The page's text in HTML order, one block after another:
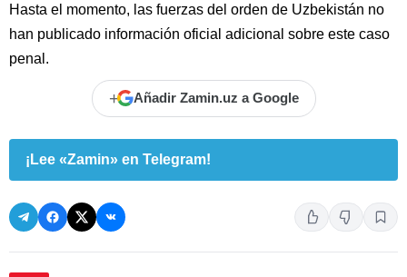
Hasta el momento, las fuerzas del orden de Uzbekistán no
han publicado información oficial adicional sobre este caso
penal.
+ Añadir Zamin.uz a Google
¡Lee «Zamin» en Telegram!